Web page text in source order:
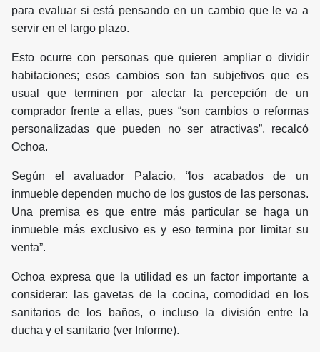
para evaluar si está pensando en un cambio que le va a
servir en el largo plazo.
Esto ocurre con personas que quieren ampliar o dividir
habitaciones; esos cambios son tan subjetivos que es
usual que terminen por afectar la percepción de un
comprador frente a ellas, pues “son cambios o reformas
personalizadas que pueden no ser atractivas”, recalcó
Ochoa.
Según el avaluador Palacio, “los acabados de un
inmueble dependen mucho de los gustos de las personas.
Una premisa es que entre más particular se haga un
inmueble más exclusivo es y eso termina por limitar su
venta”.
Ochoa expresa que la utilidad es un factor importante a
considerar: las gavetas de la cocina, comodidad en los
sanitarios de los baños, o incluso la división entre la
ducha y el sanitario (ver Informe).